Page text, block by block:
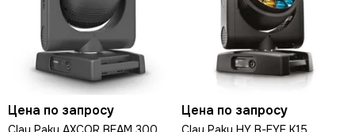
Цена по запросу Цена по запросу